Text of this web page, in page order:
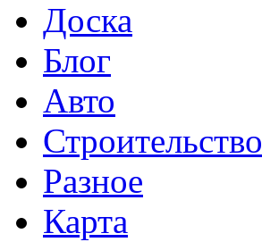
Доска
Блог
Авто
Строительство
Разное
Карта